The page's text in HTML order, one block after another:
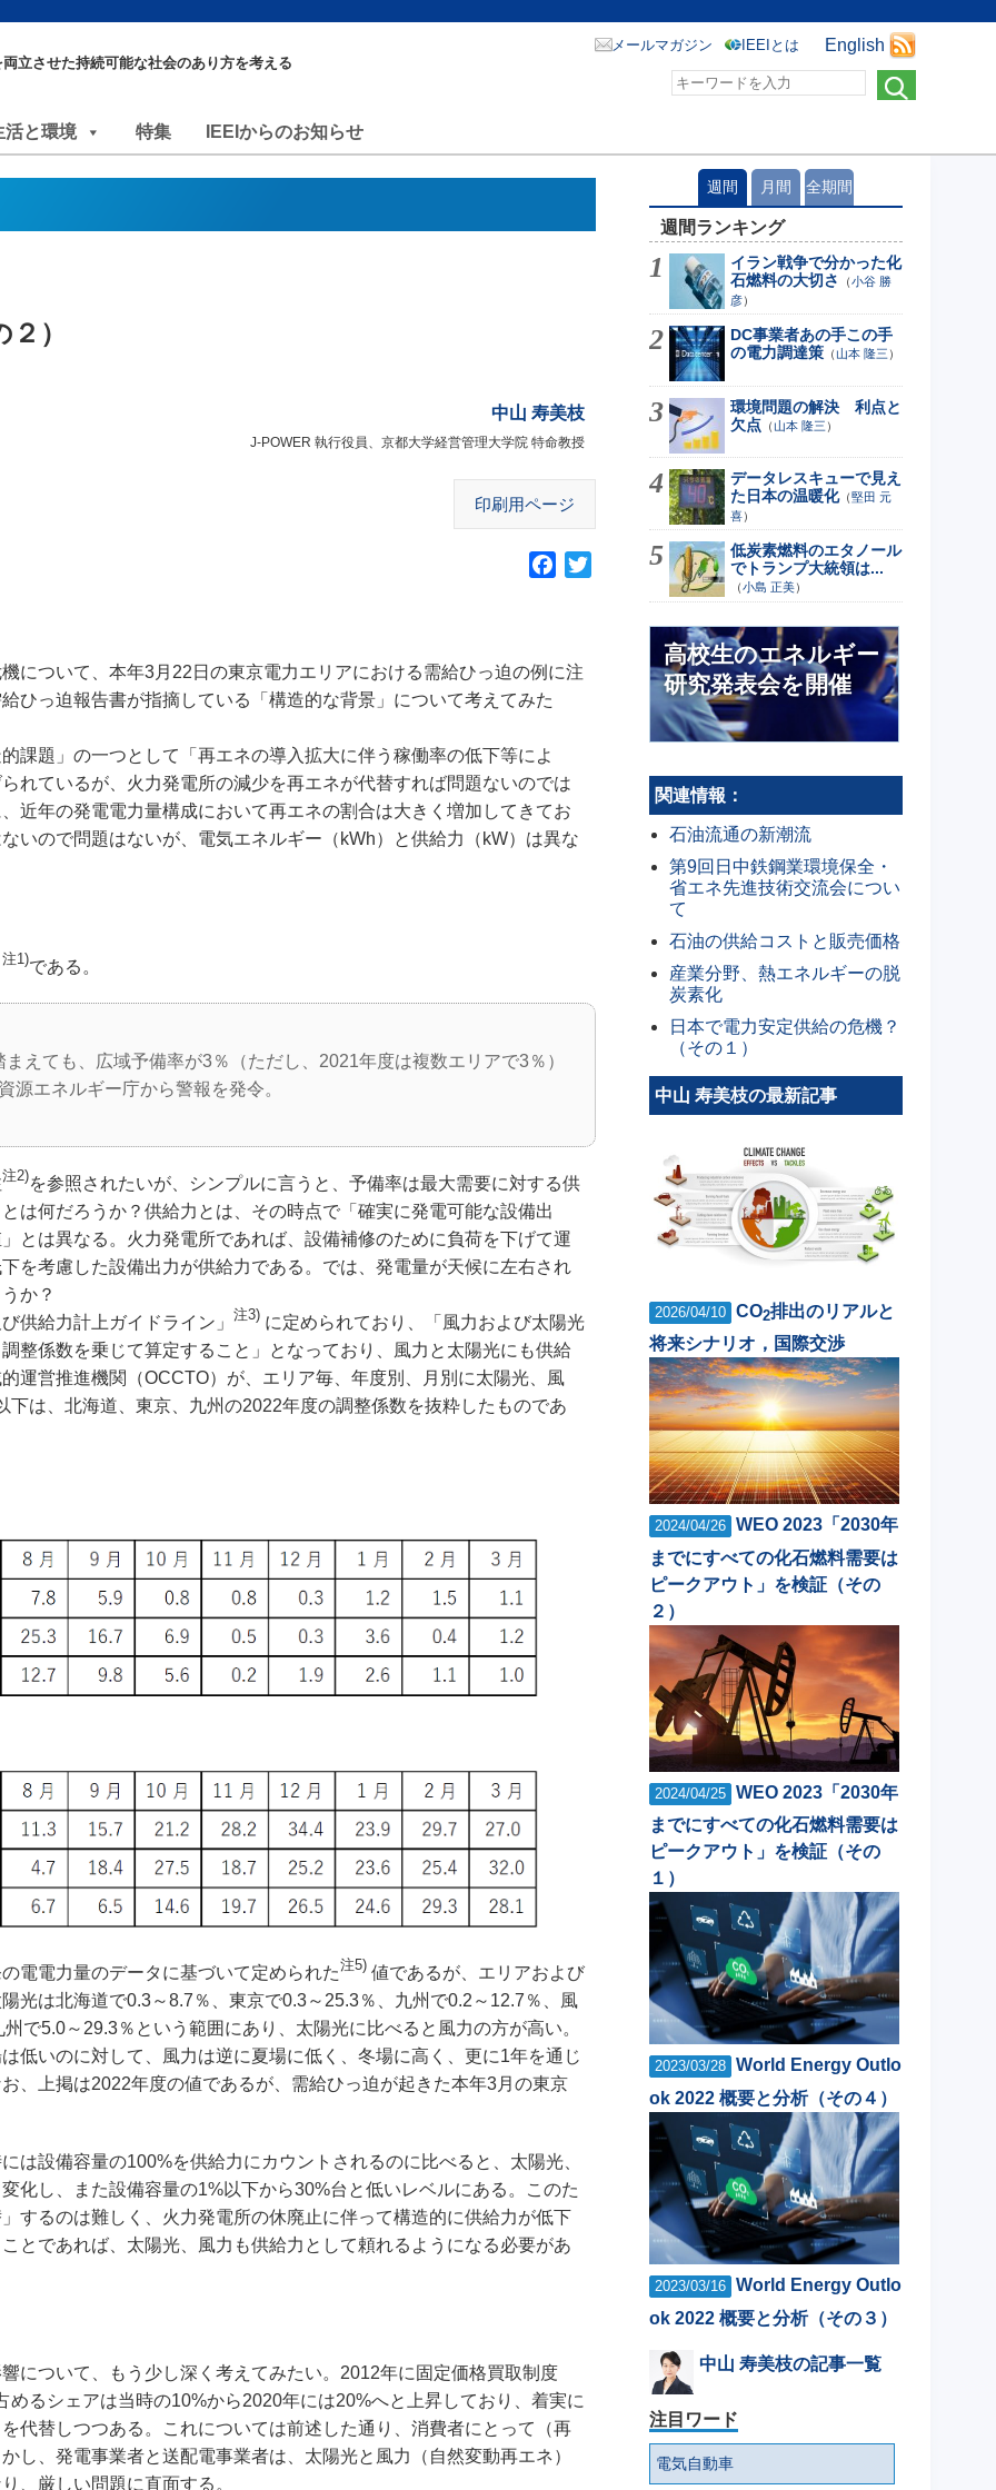
立させた持続可能な社会のあり方を考える
English
メールマガジン IEEIとは
活と環境 特集 IEEIからのお知らせ
）
中山 寿美枝
J-POWER 執行役員、京都大学経営管理大学院 特命教授
印刷用ページ
b
について、本年3月22日の東京電力エリアにおける需給ひっ迫の例に注
ひっ迫報告書が指摘している「構造的な背景」について考えてみた
課題」の一つとして「再エネの導入拡大に伴う稼働率の低下等によ
れているが、火力発電所の減少を再エネが代替すれば問題ないのでは
近年の発電電力量構成において再エネの割合は大きく増加してきてお
いので問題はないが、電気エネルギー（kWh）と供給力（kW）は異な
注1)である。
えても、広域予備率が3％（ただし、2021年度は複数エリアで3％）
源エネルギー庁から警報を発令。
注2)を参照されたいが、シンプルに言うと、予備率は最大需要に対する供
は何だろうか？供給力とは、その時点で「確実に発電可能な設備出
とは異なる。火力発電所であれば、設備補修のために負荷を下げて運
を考慮した設備出力が供給力である。では、発電量が天候に左右され
か？
給力計上ガイドライン」 注3) に定められており、「風力および太陽光
整係数を乗じて算定すること」となっており、風力と太陽光にも供給
運営推進機関（OCCTO）が、エリア毎、年度別、月別に太陽光、風
下は、北海道、東京、九州の2022年度の調整係数を抜粋したものであ
電電力量のデータに基づいて定められた注5) 値であるが、エリアおよび
光は北海道で0.3～8.7％、東京で0.3～25.3％、九州で0.2～12.7％、風
で5.0～29.3％という範囲にあり、太陽光に比べると風力の方が高い。
低いのに対して、風力は逆に夏場に低く、冬場に高く、更に1年を通じ
、上掲は2022年度の値であるが、需給ひっ迫が起きた本年3月の東京
設備容量の100%を供給力にカウントされるのに比べると、太陽光、
化し、また設備容量の1%以下から30%台と低いレベルにある。このた
するのは難しく、火力発電所の休廃止に伴って構造的に供給力が低下
とであれば、太陽光、風力も供給力として頼れるようになる必要があ
ついて、もう少し深く考えてみたい。2012年に固定価格買取制度
るシェアは当時の10%から2020年には20%へと上昇しており、着実に
代替しつつある。これについては前述した通り、消費者にとって（再
し、発電事業者と送配電事業者は、太陽光と風力（自然変動再エネ）
、厳しい問題に直面する。
週間 月間 全期間
週間ランキング
イラン戦争で分かった化
石燃料の大切さ
（小谷 勝
彦）
DC事業者あの手この手
の電力調達策 （山本 隆三 ）
環境問題の解決 利点と
欠点 （山本 隆三 ）
データレスキューで見え
た日本の温暖化（堅田 元
喜）
低炭素燃料のエタノール
でトランプ大統領は...
（小島 正美）
高校生のエネルギー
研究発表会を開催
関連情報：
石油流通の新潮流
第9回日中鉄鋼業環境保全・
省エネ先進技術交流会につい
て
石油の供給コストと販売価格
産業分野、熱エネルギーの脱
炭素化
日本で電力安定供給の危機？
（その１）
中山 寿美枝の最新記事
2026/04/10 CO2排出のリアルと
将来シナリオ，国際交渉
2024/04/26 WEO 2023「2030年
までにすべての化石燃料需要は
ピークアウト」を検証（その
２）
2024/04/25 WEO 2023「2030年
までにすべての化石燃料需要は
ピークアウト」を検証（その
１）
2023/03/28 World Energy Outlo
ok 2022 概要と分析（その４）
2023/03/16 World Energy Outlo
ok 2022 概要と分析（その３）
中山 寿美枝の記事一覧
注目ワード
電気自動車